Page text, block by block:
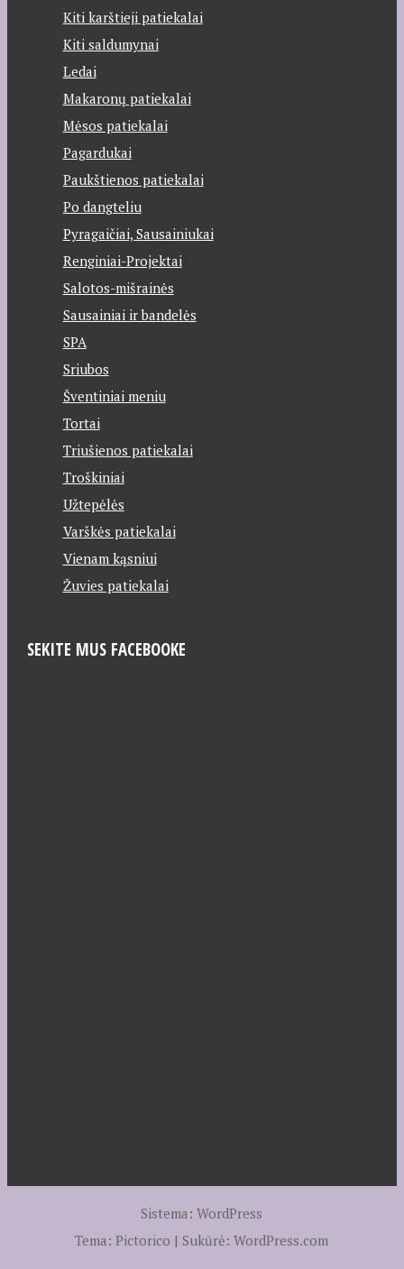
Kiti karštieji patiekalai
Kiti saldumynai
Ledai
Makaronų patiekalai
Mėsos patiekalai
Pagardukai
Paukštienos patiekalai
Po dangteliu
Pyragaičiai, Sausainiukai
Renginiai-Projektai
Salotos-mišrainės
Sausainiai ir bandelės
SPA
Sriubos
Šventiniai meniu
Tortai
Triušienos patiekalai
Troškiniai
Užtepėlės
Varškės patiekalai
Vienam kąsniui
Žuvies patiekalai
SEKITE MUS FACEBOOKE
Sistema: WordPress
Tema: Pictorico | Sukūrė:WordPress.com